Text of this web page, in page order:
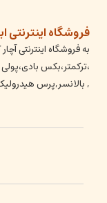
فروشگاه اینترنتی
به فروشگاه اینترنتی
،ترکمتر،بکس
, بالانسر,پرس